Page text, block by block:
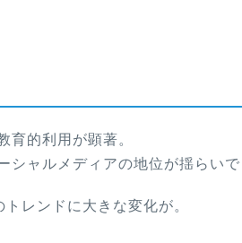
育的利用が顕著。
シャルメディアの地位が揺らいで
レンドに大きな変化が。